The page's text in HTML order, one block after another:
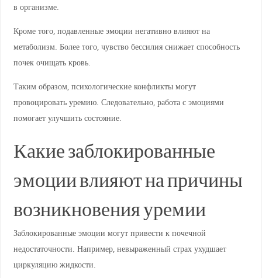
в организме.
Кроме того, подавленные эмоции негативно влияют на
метаболизм. Более того, чувство бессилия снижает способность
почек очищать кровь.
Таким образом, психологические конфликты могут
провоцировать уремию. Следовательно, работа с эмоциями
помогает улучшить состояние.
Какие заблокированные
эмоции влияют на причины
возникновения уремии
Заблокированные эмоции могут привести к почечной
недостаточности. Например, невыраженный страх ухудшает
циркуляцию жидкости.